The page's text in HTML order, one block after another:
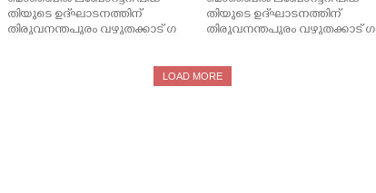
തിയുടെ ഉദ്‌ഘാടനത്തിന്
തിരുവനന്തപുരം വഴുതക്കാട് ഗ
തിയുടെ ഉദ്‌ഘാടനത്തിന്
തിരുവനന്തപുരം വഴുതക്കാട് ഗ
വി.ഡി സതീശൻ അഭിവാദ്യ
LOAD MORE